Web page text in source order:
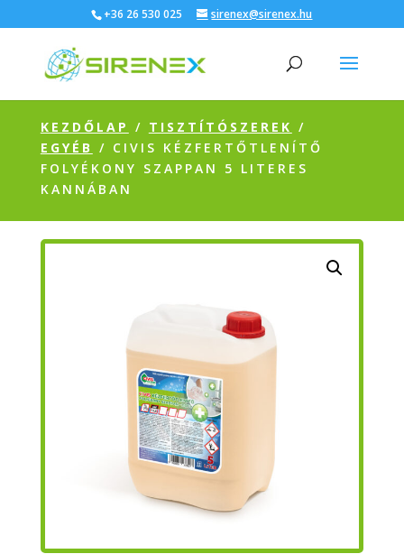
+36 26 530 025 sirenex@sirenex.hu
KEZDŐLAP / TISZTÍTÓSZEREK /
EGYÉB / CIVIS KÉZFERTŐTLENÍTŐ
FOLYÉKONY SZAPPAN 5 LITERES
KANNÁBAN